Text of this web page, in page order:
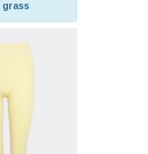
grass